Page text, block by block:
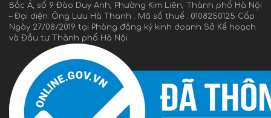
Bắc Á, số 9 Đào Duy Anh, Phường Kim Liên, Thành phố Hà Nội
– Đại diện: Ông Lưu Hà Thanh . Mã số thuế : 0108250125 Cấp
Ngày 27/08/2019 tại Phòng đăng ký kinh doanh Sở Kế hoạch
và Đầu tư Thành phố Hà Nội